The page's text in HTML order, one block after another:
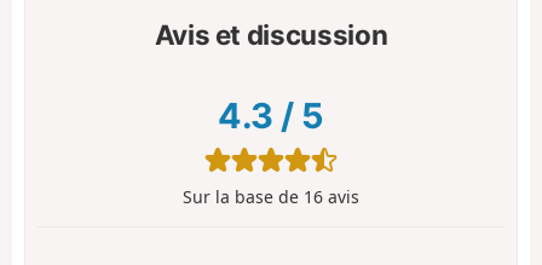
Avis et discussion
4.3 / 5
Sur la base de 16 avis